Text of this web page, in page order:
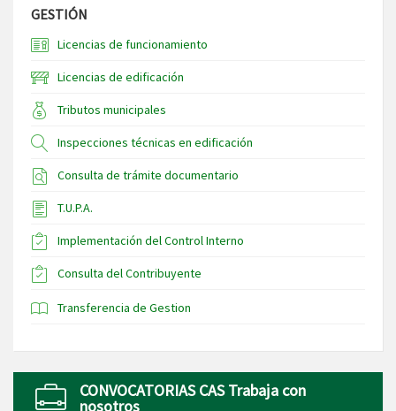
GESTIÓN
Licencias de funcionamiento
Licencias de edificación
Tributos municipales
Inspecciones técnicas en edificación
Consulta de trámite documentario
T.U.P.A.
Implementación del Control Interno
Consulta del Contribuyente
Transferencia de Gestion
CONVOCATORIAS CAS Trabaja con
nosotros